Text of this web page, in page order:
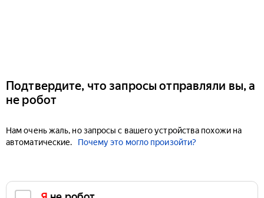
Подтвердите, что запросы отправляли вы, а
не робот
Нам очень жаль, но запросы с вашего устройства похожи на
автоматические.
Почему это могло произойти?